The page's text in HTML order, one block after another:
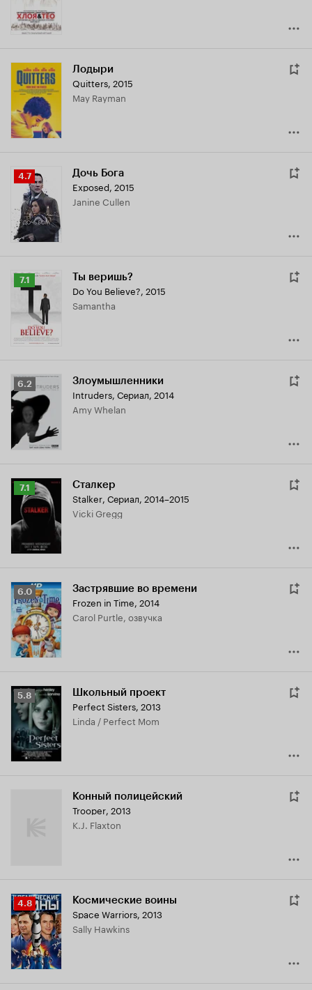
Лодыри
Quitters, 2015
May Rayman
Рейтинг
Кинопоиска
4.7
4.7 Дочь Бога
Exposed, 2015
Janine Cullen
Рейтинг
Кинопоиска
7.1 Ты веришь?
Do You Believe?, 2015
Samantha
Рейтинг
Кинопоиска
6.2
6.2 Злоумышленники
Intruders, Сериал, 2014
Amy Whelan
Рейтинг
Кинопоиска
7.1
7.1 Сталкер
Stalker, Сериал, 2014–2015
Vicki Gregg
Рейтинг
Кинопоиска
6.0
6.0 Застрявшие во времени
Frozen in Time, 2014
Carol Purtle, озвучка
Рейтинг
Кинопоиска
5.8
5.8 Школьный проект
Perfect Sisters, 2013
Linda / Perfect Mom
Конный полицейский
Trooper, 2013
K.J. Flaxton
Рейтинг
Кинопоиска
4.8
4.8 Космические воины
Space Warriors, 2013
Sally Hawkins